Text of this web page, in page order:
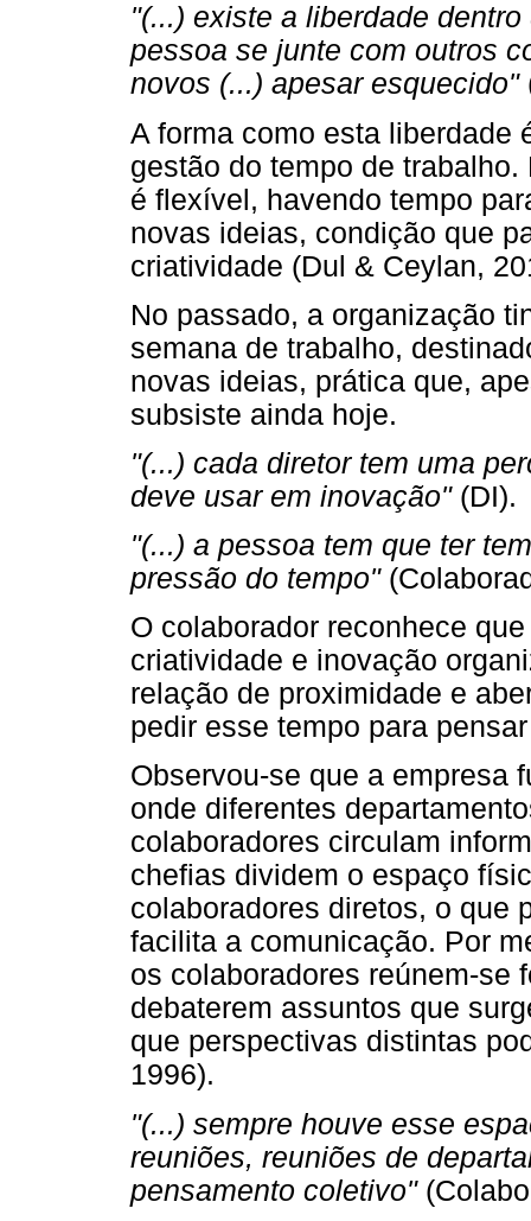
"(...) existe a liberdade
pessoa se junte com outros
novos (...) apesar esquecido"
A forma como esta liberdade
gestão do tempo de
é flexível, havendo tempo
novas ideias, condição que
criatividade (Dul & Ceylan,
No passado, a organização
semana de trabalho,
novas ideias, prática que,
subsiste ainda hoje.
"(...) cada diretor tem uma
deve usar em inovação" (DI).
"(...) a pessoa tem que ter
pressão do tempo"
O colaborador reconhece
criatividade e inovação
relação de proximidade e
pedir esse tempo para
Observou-se que a empresa
onde diferentes
colaboradores circulam
chefias dividem o espaço
colaboradores diretos, o que
facilita a comunicação. Por
os colaboradores reúnem-se
debaterem assuntos que
que perspectivas distintas
1996).
"(...) sempre houve esse
reuniões, reuniões de
pensamento coletivo"